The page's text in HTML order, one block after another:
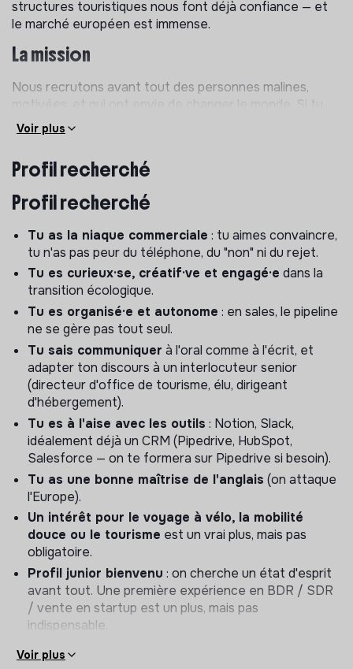
structures touristiques nous font déjà confiance — et
le marché européen est immense.
La mission
Nous recrutons avant tout des personnes malines,
motivées, et qui ont envie de changer le monde. Si tu
aimes le vélo, c'est encore mieux.
n'a pas peur de décrocher son téléphone, qui aime
"on signe". Tu vas être un maillon central de notre
"belle pépite" à "référence incontournable du tourisme
durable en Europe".
Poste : Business Developer / Chargé·e de
développement commercial B2B (35h/semaine)
Télétravail et présentiel (1 à 2 jours par semaine)
Stage 6 mois OU Alternance 12-24 mois
Tes responsabilités
Prospection & génération de pipeline :
Identifier et qualifier de nouveaux prospects B2B :
offices de tourisme, agences de destination, réseaux
d'hébergeurs, collectivités, marques tourisme.
Construire et faire vivre des listes de prospection
ciblées (par région, par typologie, par saisonnalité).
Lancer des campagnes outbound multicanal : cold
email, LinkedIn, téléphone.
Animer notre pipeline dans Pipedrive : création des
deals, mise à jour des statuts, relances.
Mener les premiers échanges de qualification
Voir plus
Profil recherché
Profil recherché
Tu as la niaque commerciale : tu aimes convaincre,
tu n'as pas peur du téléphone, du "non" ni du rejet.
Tu es curieux·se, créatif·ve et engagé·e dans la
transition écologique.
Tu es organisé·e et autonome : en sales, le pipeline
ne se gère pas tout seul.
Tu sais communiquer à l'oral comme à l'écrit, et
adapter ton discours à un interlocuteur senior
(directeur d'office de tourisme, élu, dirigeant
d'hébergement).
Tu es à l'aise avec les outils : Notion, Slack,
idéalement déjà un CRM (Pipedrive, HubSpot,
Salesforce — on te formera sur Pipedrive si besoin).
Tu as une bonne maîtrise de l'anglais (on attaque
l'Europe).
Un intérêt pour le voyage à vélo, la mobilité
douce ou le tourisme est un vrai plus, mais pas
obligatoire.
Profil junior bienvenu : on cherche un état d'esprit
avant tout. Une première expérience en BDR / SDR
/ vente en startup est un plus, mais pas
indispensable.
Voir plus